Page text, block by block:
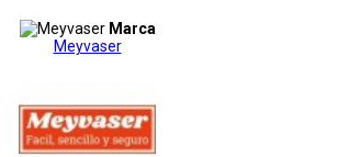
Marca
Meyvaser